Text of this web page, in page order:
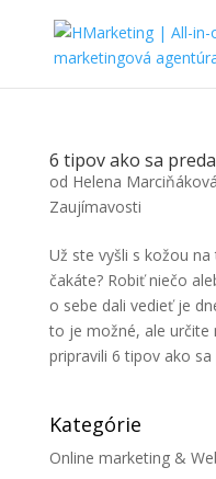
6 tipov ako sa
od Helena Marciňáková
Zaujímavosti
Už ste vyšli s kožou na
čakáte? Robiť niečo
o sebe dali vedieť je
to je možné, ale určite
pripravili 6 tipov ako
Kategórie
Online marketing &